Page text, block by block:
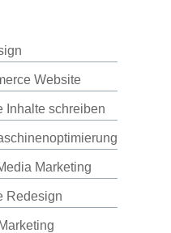
Website
Inhalte schreiben
Marketing
Redesign